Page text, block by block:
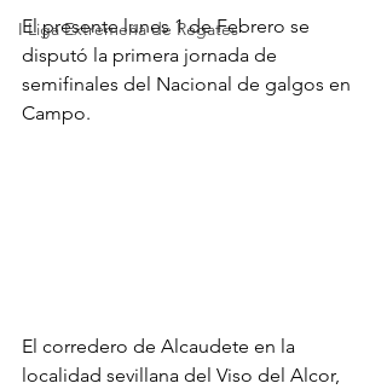
I Liga Extremeña de Regates
El presente lunes 1 de Febrero se
disputó la primera jornada de
semifinales del Nacional de galgos en
Campo.
El corredero de Alcaudete en la
localidad sevillana del Viso del Alcor,